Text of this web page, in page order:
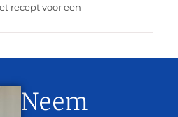
recept voor een
Neem